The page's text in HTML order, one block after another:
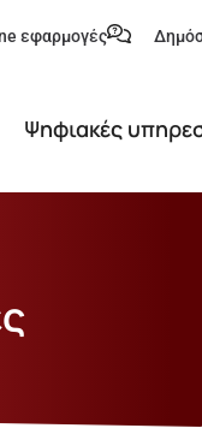
εφαρμογές
Ψηφιακές